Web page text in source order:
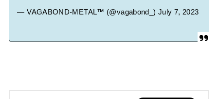
— VAGABOND-METAL™ (@vagabond_) July 7, 2023